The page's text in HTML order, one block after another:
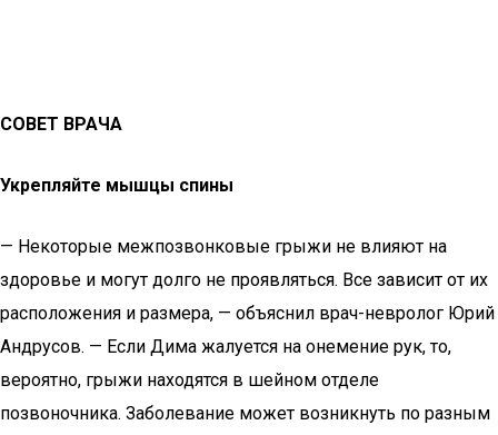
СОВЕТ ВРАЧА
Укрепляйте мышцы спины
— Некоторые межпозвонковые грыжи не влияют на
здоровье и могут долго не проявляться. Все зависит от их
расположения и размера, — объяснил врач-невролог Юрий
Андрусов. — Если Дима жалуется на онемение рук, то,
вероятно, грыжи находятся в шейном отделе
позвоночника. Заболевание может возникнуть по разным